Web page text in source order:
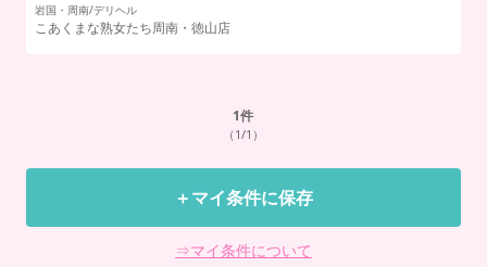
岩国・周南/デリヘル
こあくまな熟女たち周南・徳山店
1件
（1/1）
＋マイ条件に保存
⇒マイ条件について